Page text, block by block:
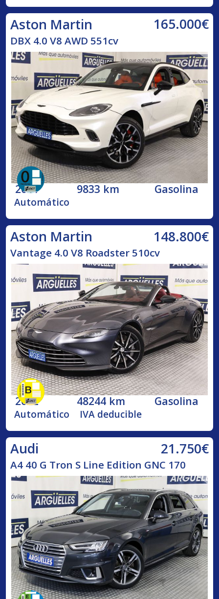
Aston Martin 165.000€
DBX 4.0 V8 AWD 551cv
2021 9833 km Gasolina
Automático
Aston Martin 148.800€
Vantage 4.0 V8 Roadster 510cv
2022 48244 km Gasolina
Automático IVA deducible
Audi 21.750€
A4 40 G Tron S Line Edition GNC 170